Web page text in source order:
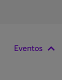
Eventos